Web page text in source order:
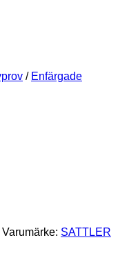
/ Enfärgade
Varumärke: SATTLER